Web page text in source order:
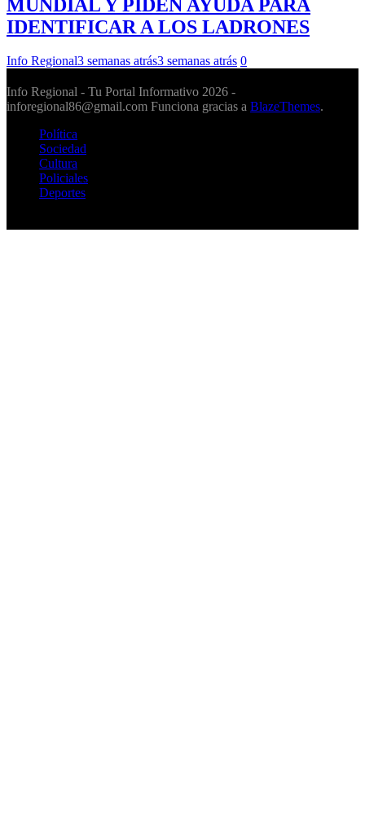
MUNDIAL Y PIDEN AYUDA PARA
IDENTIFICAR A LOS LADRONES
Info Regional3 semanas atrás3 semanas atrás 0
Info Regional - Tu Portal Informativo 2026 -
inforegional86@gmail.com Funciona gracias a BlazeThemes.
Política
Sociedad
Cultura
Policiales
Deportes